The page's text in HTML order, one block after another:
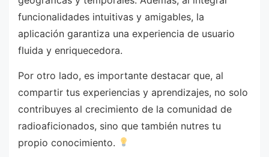
funcionalidades intuitivas y amigables, la
aplicación garantiza una experiencia de usuario
fluida y enriquecedora.
Por otro lado, es importante destacar que, al
compartir tus experiencias y aprendizajes, no solo
contribuyes al crecimiento de la comunidad de
radioaficionados, sino que también nutres tu
propio conocimiento.